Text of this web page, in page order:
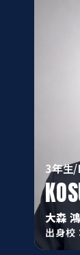
3年生/
大森
出身校